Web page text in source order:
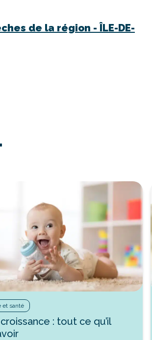
de la région - ÎLE-DE-
et santé
: tout ce qu’il